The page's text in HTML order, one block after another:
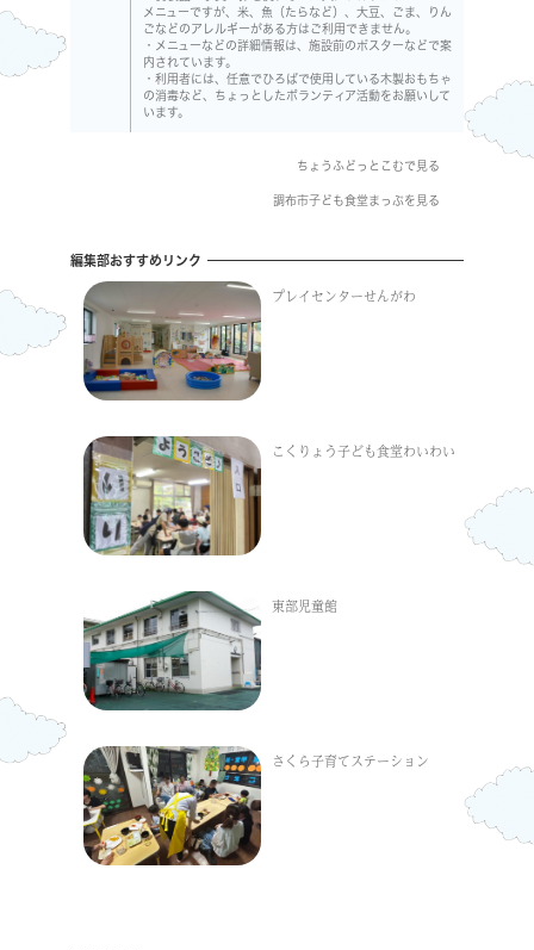
メニューですが、米、魚（たらなど）、大豆、ごま、りん
ごなどのアレルギーがある方はご利用できません。
・メニューなどの詳細情報は、施設前のポスターなどで案
内されています。
・利用者には、任意でひろばで使用している木製おもちゃ
の消毒など、ちょっとしたボランティア活動をお願いして
います。
ちょうふどっとこむで見る
調布市子ども食堂まっぷを見る
編集部おすすめリンク
プレイセンターせんがわ
こくりょう子ども食堂わいわい
東部児童館
さくら子育てステーション